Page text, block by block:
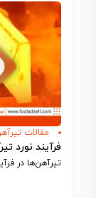
مقالات
فرآیند نورد